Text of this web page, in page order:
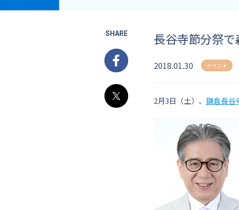
SHARE
Facebook
X
長谷寺節分祭で
2018.01.30 イベント
2月3日（土）、 鎌倉長谷